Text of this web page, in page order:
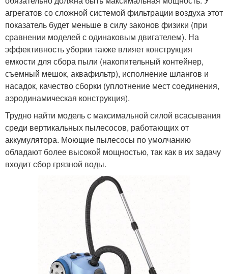
агрегатов со сложной системой фильтрации воздуха этот
показатель будет меньше в силу законов физики (при
сравнении моделей с одинаковым двигателем). На
эффективность уборки также влияет конструкция
емкости для сбора пыли (накопительный контейнер,
съемный мешок, аквафильтр), исполнение шлангов и
насадок, качество сборки (уплотнение мест соединения,
аэродинамическая конструкция).
Трудно найти модель с максимальной силой всасывания
среди вертикальных пылесосов, работающих от
аккумулятора. Моющие пылесосы по умолчанию
обладают более высокой мощностью, так как в их задачу
входит сбор грязной воды.